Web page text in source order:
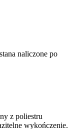
naliczone po
z poliestru
wykończenie.